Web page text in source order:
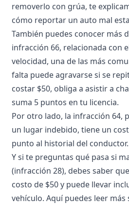
removerlo con grúa, te
cómo reportar un auto mal
También puedes conocer más
infracción 66, relacionada con
velocidad, una de las más
falta puede agravarse si se
costar $50, obliga a asistir a
suma 5 puntos en tu licencia.
Por otro lado, la infracción 64,
un lugar indebido, tiene un
punto al historial del conductor.
Y si te preguntas qué pasa si
(infracción 28), debes saber
costo de $50 y puede llevar
vehículo. Aquí puedes leer más